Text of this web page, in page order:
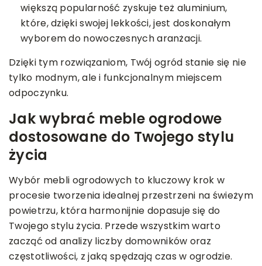
większą popularność zyskuje też aluminium,
które, dzięki swojej lekkości, jest doskonałym
wyborem do nowoczesnych aranżacji.
Dzięki tym rozwiązaniom, Twój ogród stanie się nie
tylko modnym, ale i funkcjonalnym miejscem
odpoczynku.
Jak wybrać meble ogrodowe
dostosowane do Twojego stylu
życia
Wybór mebli ogrodowych to kluczowy krok w
procesie tworzenia idealnej przestrzeni na świeżym
powietrzu, która harmonijnie dopasuje się do
Twojego stylu życia. Przede wszystkim warto
zacząć od analizy liczby domowników oraz
częstotliwości, z jaką spędzają czas w ogrodzie.